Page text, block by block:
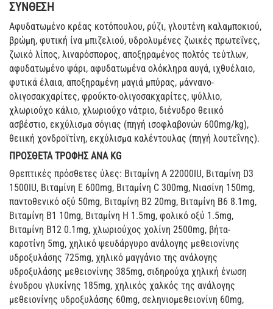
ΣΥΝΘΕΣΗ
Αφυδατωμένο κρέας κοτόπουλου, ρύζι, γλουτένη καλαμποκιού,
βρώμη, φυτική ίνα μπιζελιού, υδρολυμένες ζωικές πρωτεΐνες,
ζωικό λίπος, λιναρόσπορος, αποξηραμένος πολτός τεύτλων,
αφυδατωμένο ψάρι, αφυδατωμένα ολόκληρα αυγά, ιχθυέλαιο,
φυτικά έλαια, αποξηραμένη μαγιά μπύρας, μάννανο-
ολιγοσακχαρίτες, φρούκτο-ολιγοσακχαρίτες, ψύλλιο,
χλωριούχο κάλιο, χλωριούχο νάτριο, διένυδρο θειικό
ασβέστιο, εκχύλισμα σόγιας (πηγή ισοφλαβονών 600mg/kg),
θειική χονδροϊτίνη, εκχύλισμα καλέντουλας (πηγή λουτεΐνης).
ΠΡΟΣΘΕΤΑ ΤΡΟΦΗΣ ΑΝΑ KG
Θρεπτικές πρόσθετες ύλες: Βιταμίνη Α 22000ΙU, Βιταμίνη D3
1500IU, Βιταμίνη Ε 600mg, Βιταμίνη C 300mg, Νιασίνη 150mg,
παντοθενικό οξύ 50mg, Βιταμίνη Β2 20mg, Βιταμίνη Β6 8.1mg,
Βιταμίνη Β1 10mg, Βιταμίνη Η 1.5mg, φολικό οξύ 1.5mg,
Βιταμίνη Β12 0.1mg, χλωριούχος χολίνη 2500mg, βήτα-
καροτίνη 5mg, χηλικό ψευδάργυρο ανάλογης μεθειονίνης
υδροξυλάσης 725mg, χηλικό μαγγάνιο της ανάλογης
υδροξυλάσης μεθειονίνης 385mg, σιδηρούχα χηλική ένωση
ένυδρου γλυκίνης 185mg, χηλικός χαλκός της ανάλογης
μεθειονίνης υδροξυλάσης 60mg, σεληνιομεθειονίνη 60mg,